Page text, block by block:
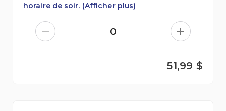
horaire de soir. (Afficher plus)
0
51,99 $